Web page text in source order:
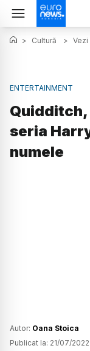
> Cultură > Vezi
ENTERTAINMENT
seria
numele
Autor: Oana Stoica
Publicat la: 21/07/2022